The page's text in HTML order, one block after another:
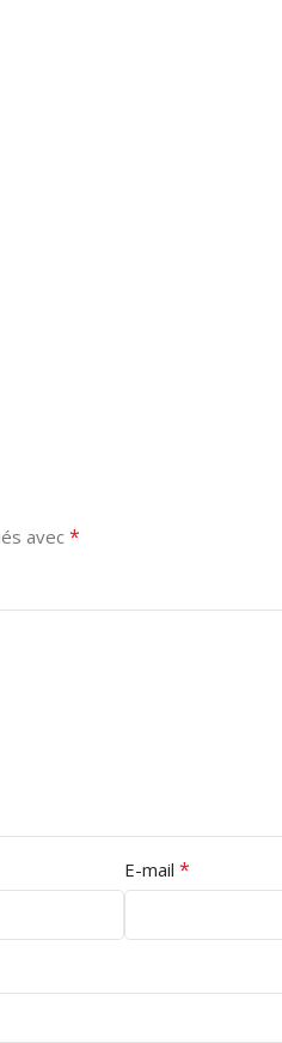
avec *
E-mail *